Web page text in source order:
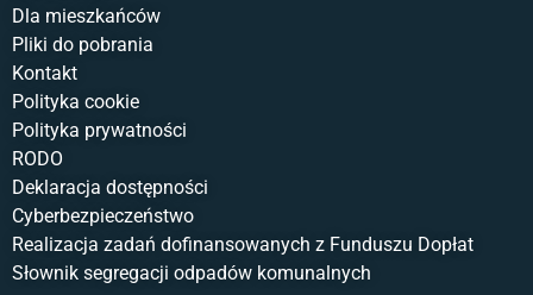
Dla mieszkańców
Pliki do pobrania
Kontakt
Polityka cookie
Polityka prywatności
RODO
Deklaracja dostępności
Cyberbezpieczeństwo
Realizacja zadań dofinansowanych z Funduszu Dopłat
Słownik segregacji odpadów komunalnych